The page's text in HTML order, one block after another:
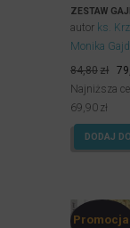
ZESTAW
autor ks.
Monika
84,80zł
Najniższa
69,90 zł
DODAJ